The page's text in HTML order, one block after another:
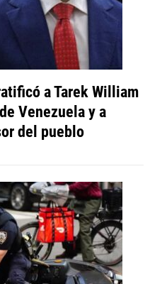
a Tarek William
Venezuela y a
del pueblo